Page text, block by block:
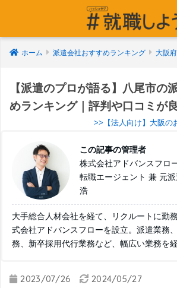
ホーム 派遣会社おすすめランキング 大阪府
【派遣のプロが語る】八尾市の
めランキング｜評判や口コミが
>>【法人向け】大阪の
この記事の管理者
株式会社アドバンスフロ
転職エージェント 兼 元
浩
大手総合人材会社を経て、リクルートに勤
式会社アドバンスフローを設立。派遣業務
務、新卒採用代行業務など、幅広い業務を経
2023/07/26 2024/05/27